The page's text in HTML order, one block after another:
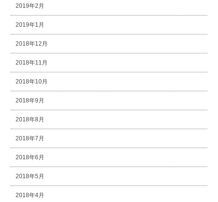
2019年2月
2019年1月
2018年12月
2018年11月
2018年10月
2018年9月
2018年8月
2018年7月
2018年6月
2018年5月
2018年4月